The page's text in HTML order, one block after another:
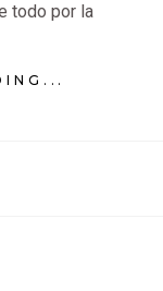
todo por la